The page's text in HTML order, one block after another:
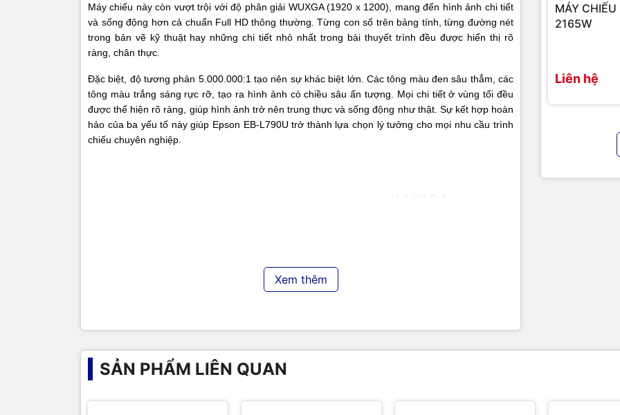
Máy chiếu này còn vượt trội với độ phân giải WUXGA (1920 x 1200), mang đến hình ảnh chi tiết
và sống động hơn cả chuẩn Full HD thông thường. Từng con số trên bảng tính, từng đường nét
trong bản vẽ kỹ thuật hay những chi tiết nhỏ nhất trong bài thuyết trình đều được hiển thị rõ
ràng, chân thực.
Đặc biệt, độ tương phản 5.000.000:1 tạo nên sự khác biệt lớn. Các tông màu đen sâu thẳm, các
tông màu trắng sáng rực rỡ, tạo ra hình ảnh có chiều sâu ấn tượng. Mọi chi tiết ở vùng tối đều
được thể hiện rõ ràng, giúp hình ảnh trở nên trung thực và sống động như thật. Sự kết hợp hoàn
hảo của ba yếu tố này giúp Epson EB-L790U trở thành lựa chọn lý tưởng cho mọi nhu cầu trình
chiếu chuyên nghiệp.
Xem thêm
MÁY CHIẾU
2165W
Liên hệ
SẢN PHẨM LIÊN QUAN